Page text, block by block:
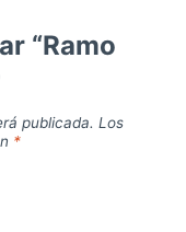
“Ramo
publicada. Los
*